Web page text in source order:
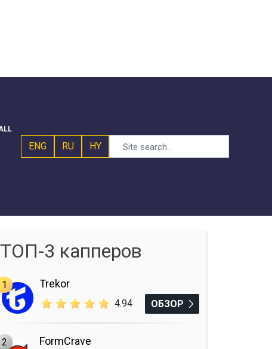
ENG RU HY
ТОП-3 капперов
1 Trekor
4.94 ОБЗОР
2 FormCrave